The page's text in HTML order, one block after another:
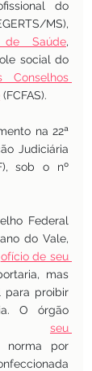
do
MS),
de Saúde,
social do
Conselhos
(FCFAS).
na 22ª
Judiciária
sob o nº
Federal
do Vale,
ofício de seu
mas
para proibir
O órgão
seu
por